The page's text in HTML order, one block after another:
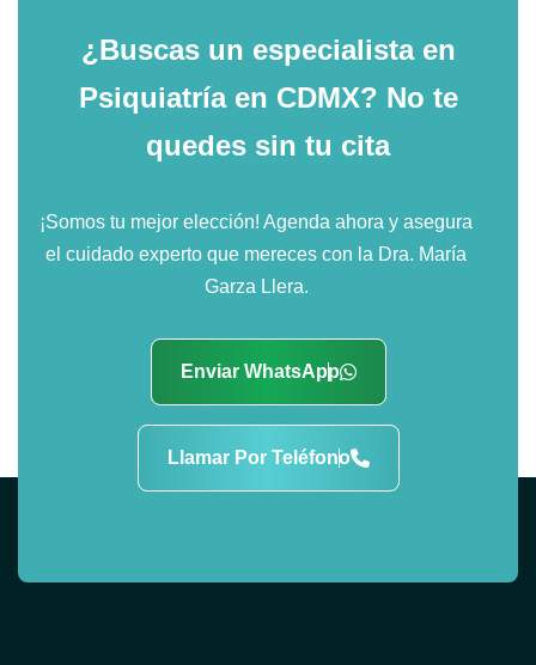
¿Buscas un especialista en
Psiquiatría en CDMX? No te
quedes sin tu cita
¡Somos tu mejor elección! Agenda ahora y asegura
el cuidado experto que mereces con la Dra. María
Garza Llera.
Enviar WhatsApp
Llamar Por Teléfono